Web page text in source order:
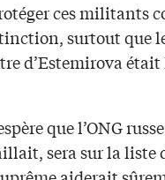
ces militants
surtout que
d’Estemirova était
que l’ONG
sera sur la liste